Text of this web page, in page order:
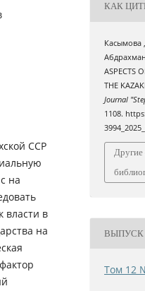
ССР
на
власти в
на
КАК
Касымова
ASPECTS
THE
Journal
1108.
ВЫПУСК
Том 12